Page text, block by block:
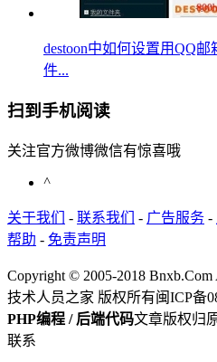
destoon中如何设置用QQ
件...
扫到手机阅读
关注官方微博微信有惊喜哦
^
关于我们 - 联系我们 - 广告服务 -
帮助 - 免责声明
Copyright © 2005-2018 Bnxb.Com
技术人员之家 版权所有闽ICP备
PHP编程 / 后端代码文章版权归
联系